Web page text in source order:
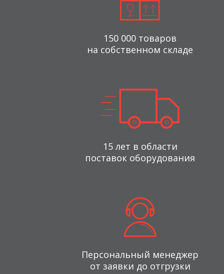
150 000 товаров
на собственном складе
15 лет в области
поставок оборудования
Персональный менеджер
от заявки до отгрузки